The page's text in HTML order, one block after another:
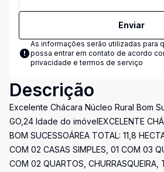
Enviar
As informações serão utilizadas para
possa entrar em contato de acordo
privacidade e termos de serviço
Descrição
Excelente Chácara Núcleo Rural Bom
GO,24 Idade do imóvelEXCELENTE
BOM SUCESSOÁREA TOTAL: 11,8
COM 02 CASAS SIMPLES, 01 COM 03
COM 02 QUARTOS, CHURRASQUEIRA,